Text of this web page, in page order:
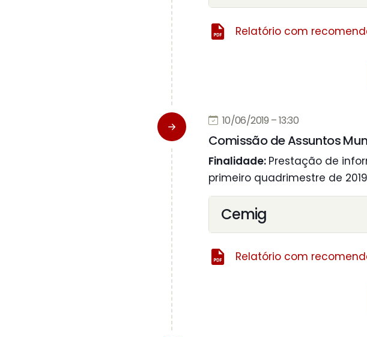
Relatório com
10/06/2019 – 13:30
Comissão de Assuntos
Finalidade: Prestação de
primeiro quadrimestre de
Cemig
Relatório com